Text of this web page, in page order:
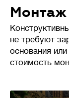
Монтаж
не требуют
основания
стоимость